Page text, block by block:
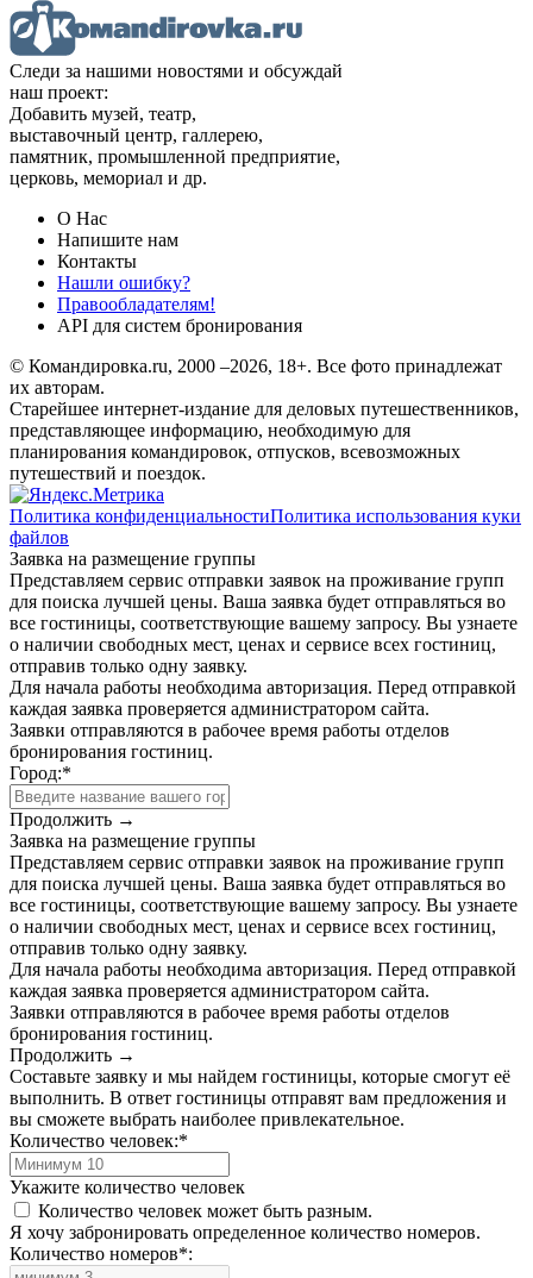
Следи за нашими новостями и обсуждай
наш проект:
Добавить музей, театр,
выставочный центр, галлерею,
памятник, промышленной предприятие,
церковь, мемориал и др.
О Нас
Напишите нам
Контакты
Нашли ошибку?
Правообладателям!
API для систем бронирования
© Командировка.ru, 2000 –2026, 18+. Все фото принадлежат
их авторам.
Старейшее интернет-издание для деловых путешественников,
представляющее информацию, необходимую для
планирования командировок, отпусков, всевозможных
путешествий и поездок.
Политика конфиденциальностиПолитика использования куки
файлов
Заявка на размещение группы
Представляем сервис отправки заявок на проживание групп
для поиска лучшей цены. Ваша заявка будет отправляться во
все гостиницы, соответствующие вашему запросу. Вы узнаете
о наличии свободных мест, ценах и сервисе всех гостиниц,
отправив только одну заявку.
Для начала работы необходима авторизация. Перед отправкой
каждая заявка проверяется администратором сайта.
Заявки отправляются в рабочее время работы отделов
бронирования гостиниц.
Город:*
Продолжить →
Заявка на размещение группы
Представляем сервис отправки заявок на проживание групп
для поиска лучшей цены. Ваша заявка будет отправляться во
все гостиницы, соответствующие вашему запросу. Вы узнаете
о наличии свободных мест, ценах и сервисе всех гостиниц,
отправив только одну заявку.
Для начала работы необходима авторизация. Перед отправкой
каждая заявка проверяется администратором сайта.
Заявки отправляются в рабочее время работы отделов
бронирования гостиниц.
Продолжить →
Составьте заявку и мы найдем гостиницы, которые смогут её
выполнить. В ответ гостиницы отправят вам предложения и
вы сможете выбрать наиболее привлекательное.
Количество человек:*
Укажите количество человек
Количество человек может быть разным.
Я хочу забронировать определенное количество номеров.
Количество номеров*: